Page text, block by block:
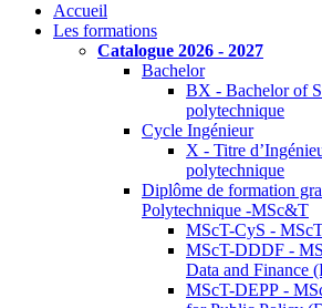
Accueil
Les formations
Catalogue 2026 - 2027
Bachelor
BX - Bachelor of
polytechnique
Cycle Ingénieur
X - Titre
polytechnique
Diplôme de formation
Polytechnique -MSc&T
MScT-CyS -
MScT-DDDF -
Data and Finance
MScT-DEPP -